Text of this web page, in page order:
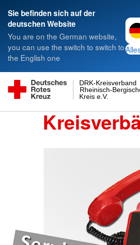
Sie befinden sich auf der
deutschen Website
You are on the German website,
you can use the switch to switch to
the English one
Kreis e.V.
Rheinisch-
DRK-Kreisverband